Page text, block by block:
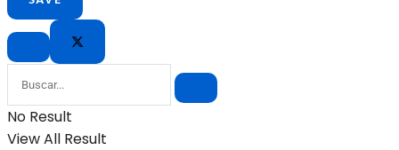
No Result
View All Result